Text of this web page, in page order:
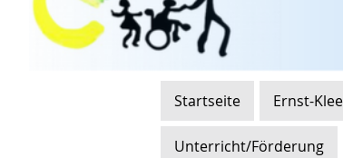
Startseite Ernst-
Unterricht/Förderung